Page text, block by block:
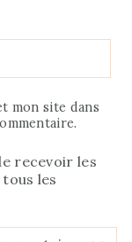
mon site dans
recevoir les
les